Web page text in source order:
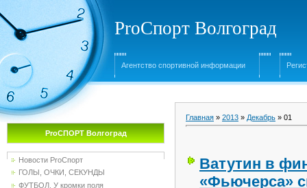
ProСпорт Волгоград
Агентство спортивной информации
ProСПОРТ Волгоград
Новости ProСпорт
ГОЛЫ, ОЧКИ, СЕКУНДЫ
ФУТБОЛ. У кромки поля
Главная » 2013 » Декабрь » 01
Ватутин в
«Фьючерса»